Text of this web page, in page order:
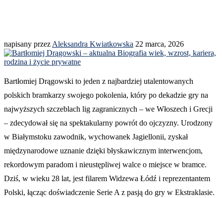
napisany przez Aleksandra Kwiatkowska 22 marca, 2026
Bartłomiej Drągowski to jeden z najbardziej utalentowanych
polskich bramkarzy swojego pokolenia, który po dekadzie gry na
najwyższych szczeblach lig zagranicznych – we Włoszech i Grecji
– zdecydował się na spektakularny powrót do ojczyzny. Urodzony
w Białymstoku zawodnik, wychowanek Jagiellonii, zyskał
międzynarodowe uznanie dzięki błyskawicznym interwencjom,
rekordowym paradom i nieustępliwej walce o miejsce w bramce.
Dziś, w wieku 28 lat, jest filarem Widzewa Łódź i reprezentantem
Polski, łącząc doświadczenie Serie A z pasją do gry w Ekstraklasie.